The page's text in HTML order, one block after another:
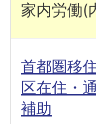
家内労働(
首都圏移
区在住・
補助